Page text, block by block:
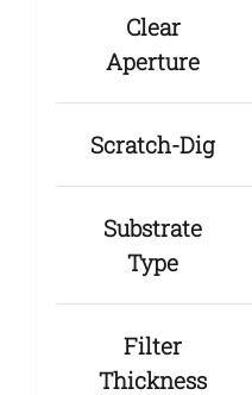
Clear
Aperture
Scratch-Dig
Substrate
Type
Filter
Thickness